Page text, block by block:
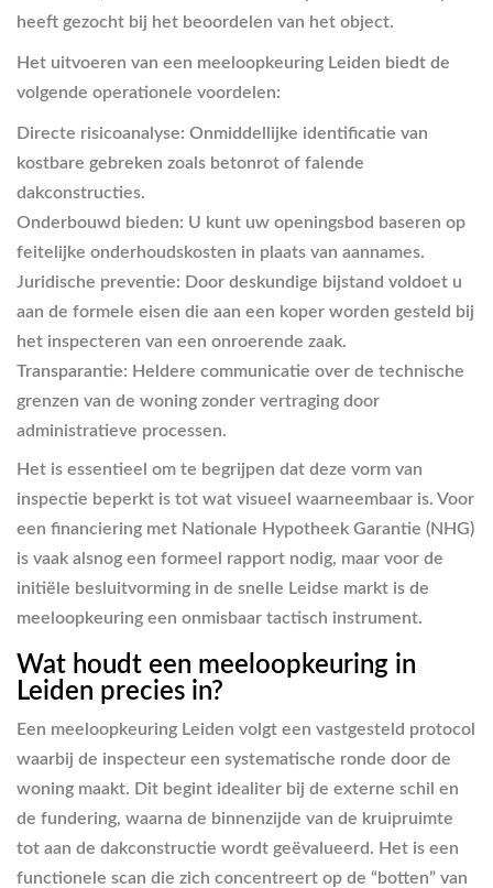
heeft gezocht bij het beoordelen van het object.
Het uitvoeren van een meeloopkeuring Leiden biedt de
volgende operationele voordelen:
Directe risicoanalyse: Onmiddellijke identificatie van
kostbare gebreken zoals betonrot of falende
dakconstructies.
Onderbouwd bieden: U kunt uw openingsbod baseren op
feitelijke onderhoudskosten in plaats van aannames.
Juridische preventie: Door deskundige bijstand voldoet u
aan de formele eisen die aan een koper worden gesteld bij
het inspecteren van een onroerende zaak.
Transparantie: Heldere communicatie over de technische
grenzen van de woning zonder vertraging door
administratieve processen.
Het is essentieel om te begrijpen dat deze vorm van
inspectie beperkt is tot wat visueel waarneembaar is. Voor
een financiering met Nationale Hypotheek Garantie (NHG)
is vaak alsnog een formeel rapport nodig, maar voor de
initiële besluitvorming in de snelle Leidse markt is de
meeloopkeuring een onmisbaar tactisch instrument.
Wat houdt een meeloopkeuring in
Leiden precies in?
Een meeloopkeuring Leiden volgt een vastgesteld protocol
waarbij de inspecteur een systematische ronde door de
woning maakt. Dit begint idealiter bij de externe schil en
de fundering, waarna de binnenzijde van de kruipruimte
tot aan de dakconstructie wordt geëvalueerd. Het is een
functionele scan die zich concentreert op de “botten” van